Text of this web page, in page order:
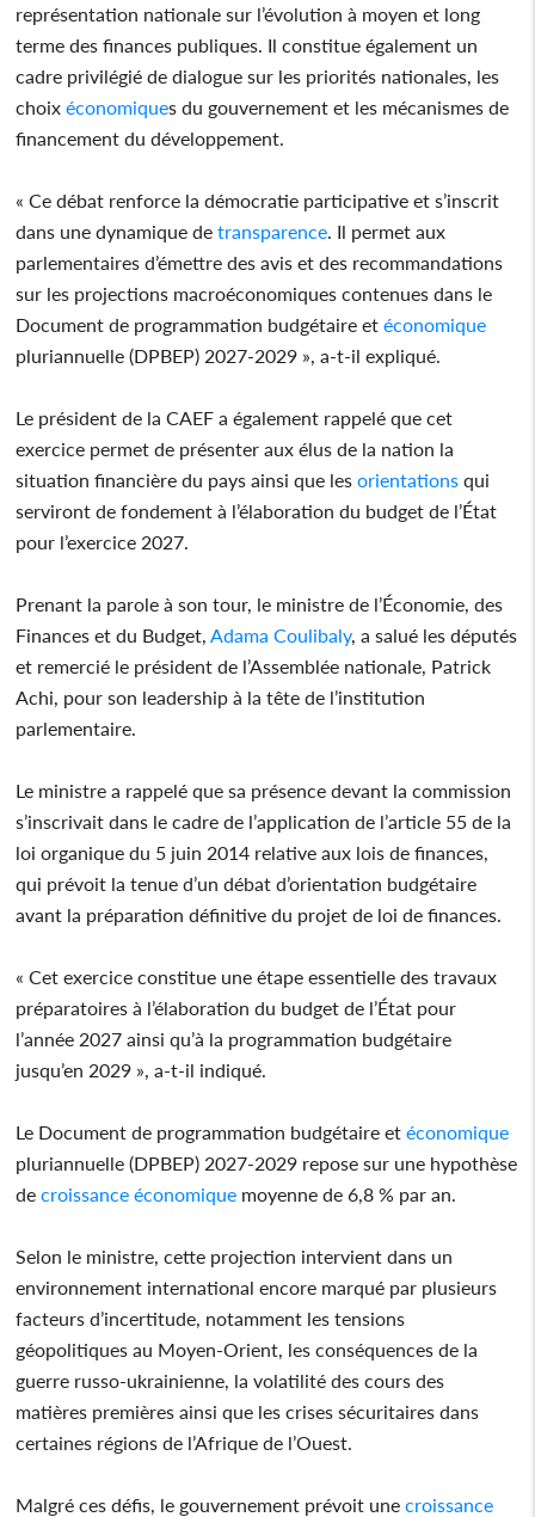
représentation nationale sur l’évolution à moyen et long
terme des finances publiques. Il constitue également un
cadre privilégié de dialogue sur les priorités nationales, les
choix économiques du gouvernement et les mécanismes de
financement du développement.
« Ce débat renforce la démocratie participative et s’inscrit
dans une dynamique de transparence . Il permet aux
parlementaires d’émettre des avis et des recommandations
sur les projections macroéconomiques contenues dans le
Document de programmation budgétaire et économique
pluriannuelle (DPBEP) 2027-2029 », a-t-il expliqué.
Le président de la CAEF a également rappelé que cet
exercice permet de présenter aux élus de la nation la
situation financière du pays ainsi que les orientations qui
serviront de fondement à l’élaboration du budget de l’État
pour l’exercice 2027.
Prenant la parole à son tour, le ministre de l’Économie, des
Finances et du Budget, Adama Coulibaly, a salué les députés
et remercié le président de l’Assemblée nationale, Patrick
Achi, pour son leadership à la tête de l’institution
parlementaire.
Le ministre a rappelé que sa présence devant la commission
s’inscrivait dans le cadre de l’application de l’article 55 de la
loi organique du 5 juin 2014 relative aux lois de finances,
qui prévoit la tenue d’un débat d’orientation budgétaire
avant la préparation définitive du projet de loi de finances.
« Cet exercice constitue une étape essentielle des travaux
préparatoires à l’élaboration du budget de l’État pour
l’année 2027 ainsi qu’à la programmation budgétaire
jusqu’en 2029 », a-t-il indiqué.
Le Document de programmation budgétaire et économique
pluriannuelle (DPBEP) 2027-2029 repose sur une hypothèse
de croissance économique moyenne de 6,8 % par an.
Selon le ministre, cette projection intervient dans un
environnement international encore marqué par plusieurs
facteurs d’incertitude, notamment les tensions
géopolitiques au Moyen-Orient, les conséquences de la
guerre russo-ukrainienne, la volatilité des cours des
matières premières ainsi que les crises sécuritaires dans
certaines régions de l’Afrique de l’Ouest.
Malgré ces défis, le gouvernement prévoit une croissance